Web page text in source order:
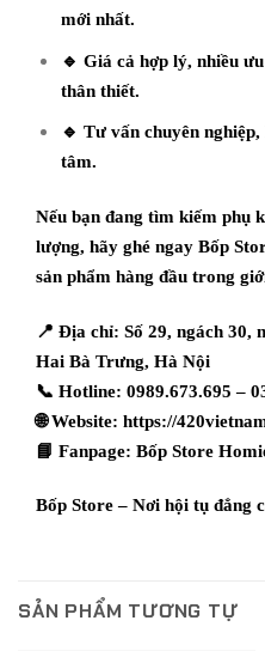
mới nhất.
🔹 Giá cả hợp lý, nhiều
thân thiết.
🔹 Tư vấn chuyên
tâm.
Nếu bạn đang tìm kiếm phụ
lượng, hãy ghé ngay Bốp
sản phẩm hàng đầu trong
📍 Địa chỉ: Số 29, ngách 30,
Hai Bà Trưng, Hà Nội
📞 Hotline: 0989.673.695 –
🌐 Website: https://
📘 Fanpage: Bốp Store
Bốp Store – Nơi hội tụ đẳng
SẢN PHẨM TƯƠNG TỰ